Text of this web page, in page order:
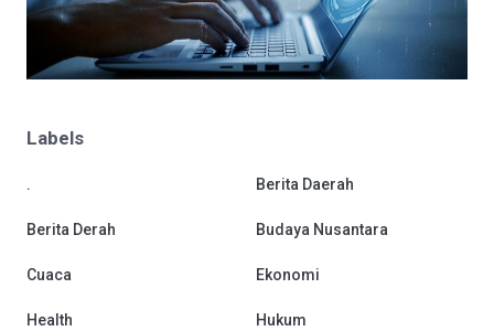
Labels
. Berita Daerah
Berita Derah Budaya Nusantara
Cuaca Ekonomi
Health Hukum